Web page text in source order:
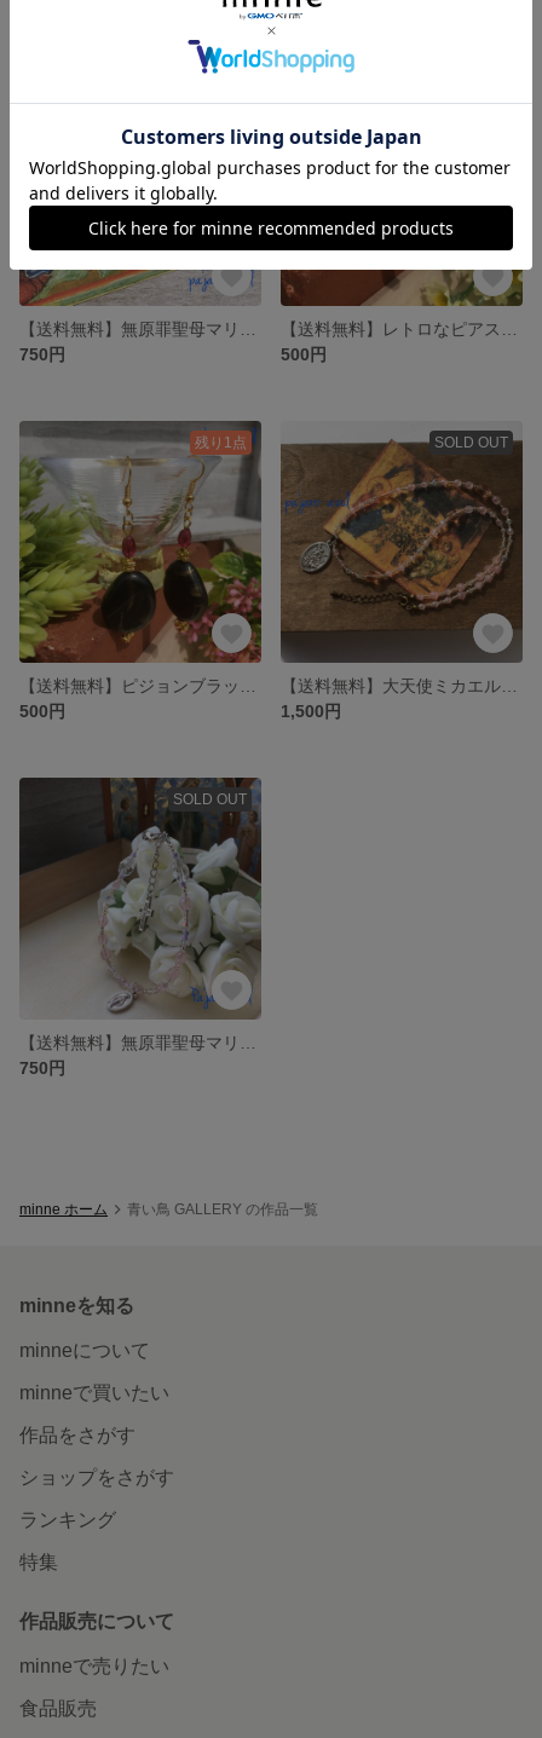
750円
500円
残り1点
500円
SOLD OUT
1,500円
SOLD OUT
750円
minne ホーム 青い鳥 GALLERY の作品一覧
minneを知る
minneについて
minneで買いたい
作品をさがす
ショップをさがす
ランキング
特集
作品販売について
minneで売りたい
食品販売